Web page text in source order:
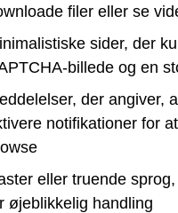
filer eller se
sider, der
billede og en
der angiver,
notifikationer for
eller truende
øjeblikkelig handling